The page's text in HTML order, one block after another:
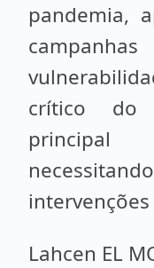
pandemia,
crítico do
Lahcen EL